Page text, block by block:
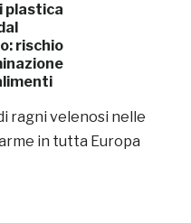
plastica
rischio
ragni velenosi nelle
in tutta Europa